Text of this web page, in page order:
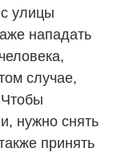
улицы
нападать
случае,
нужно снять
принять